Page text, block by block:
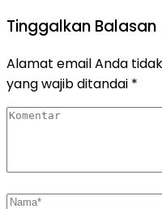
Tinggalkan Balasan
Alamat email Anda
yang wajib ditandai *